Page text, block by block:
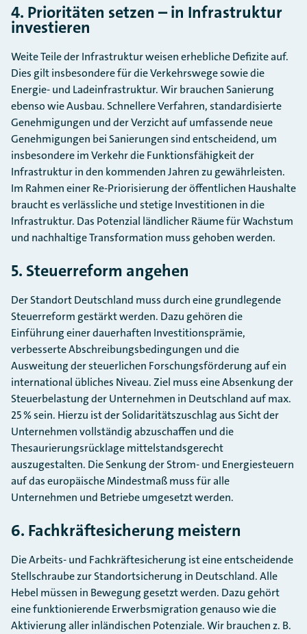
4. Prioritäten setzen – in Infrastruktur
investieren
Weite Teile der Infrastruktur weisen erhebliche Defizite auf.
Dies gilt insbesondere für die Verkehrswege sowie die
Energie- und Ladeinfrastruktur. Wir brauchen Sanierung
ebenso wie Ausbau. Schnellere Verfahren, standardisierte
Genehmigungen und der Verzicht auf umfassende neue
Genehmigungen bei Sanierungen sind entscheidend, um
insbesondere im Verkehr die Funktionsfähigkeit der
Infrastruktur in den kommenden Jahren zu gewährleisten.
Im Rahmen einer Re-Priorisierung der öffentlichen Haushalte
braucht es verlässliche und stetige Investitionen in die
Infrastruktur. Das Potenzial ländlicher Räume für Wachstum
und nachhaltige Transformation muss gehoben werden.
5. Steuerreform angehen
Der Standort Deutschland muss durch eine grundlegende
Steuerreform gestärkt werden. Dazu gehören die
Einführung einer dauerhaften Investitionsprämie,
verbesserte Abschreibungsbedingungen und die
Ausweitung der steuerlichen Forschungsförderung auf ein
international übliches Niveau. Ziel muss eine Absenkung der
Steuerbelastung der Unternehmen in Deutschland auf max.
25 % sein. Hierzu ist der Solidaritätszuschlag aus Sicht der
Unternehmen vollständig abzuschaffen und die
Thesaurierungsrücklage mittelstandsgerecht
auszugestalten. Die Senkung der Strom- und Energiesteuern
auf das europäische Mindestmaß muss für alle
Unternehmen und Betriebe umgesetzt werden.
6. Fachkräftesicherung meistern
Die Arbeits- und Fachkräftesicherung ist eine entscheidende
Stellschraube zur Standortsicherung in Deutschland. Alle
Hebel müssen in Bewegung gesetzt werden. Dazu gehört
eine funktionierende Erwerbsmigration genauso wie die
Aktivierung aller inländischen Potenziale. Wir brauchen z. B.